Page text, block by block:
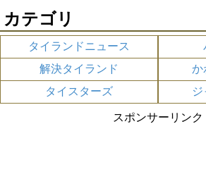
カテゴリ
タイランドニュース
解決タイランド
か
タイスターズ
スポンサーリンク